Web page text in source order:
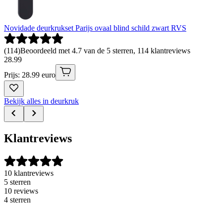
Novidade deurkrukset Parijs ovaal blind schild zwart RVS
(114)Beoordeeld met 4.7 van de 5 sterren, 114 klantreviews
28.99
Prijs: 28.99 euro
Bekijk alles in deurkruk
Klantreviews
10 klantreviews
5 sterren
10 reviews
4 sterren